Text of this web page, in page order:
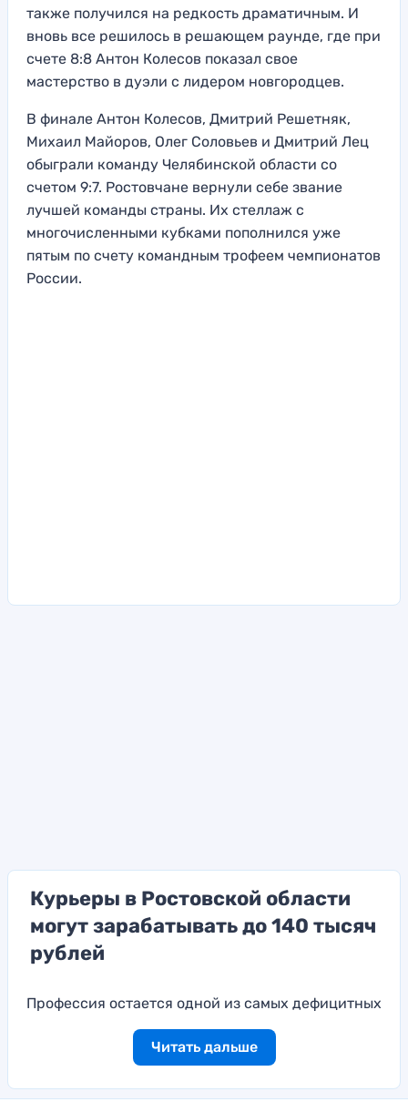
также получился на редкость драматичным. И
вновь все решилось в решающем раунде, где при
счете 8:8 Антон Колесов показал свое
мастерство в дуэли с лидером новгородцев.
В финале Антон Колесов, Дмитрий Решетняк,
Михаил Майоров, Олег Соловьев и Дмитрий Лец
обыграли команду Челябинской области со
счетом 9:7. Ростовчане вернули себе звание
лучшей команды страны. Их стеллаж с
многочисленными кубками пополнился уже
пятым по счету командным трофеем чемпионатов
России.
Курьеры в Ростовской области
могут зарабатывать до 140 тысяч
рублей
Профессия остается одной из самых дефицитных
Читать дальше